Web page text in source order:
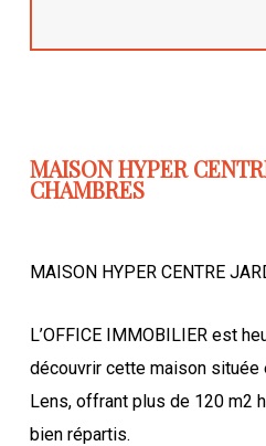
MAISON HYPER
CHAMBRES
MAISON HYPER CENTRE
L’OFFICE IMMOBILIER est
découvrir cette maison située
Lens, offrant plus de 120 m2
bien répartis.